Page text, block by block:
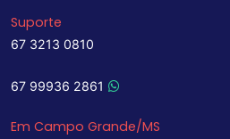
Suporte
67 3213 0810
67 99936 2861
Em Campo Grande/MS